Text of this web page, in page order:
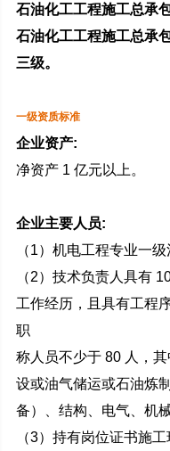
石油化工工程施工总承
石油化工工程施工总承
三级。
一级资质标准
企业资产:
净资产 1 亿元以上。
企业主要人员:
（1）机电工程专业一
（2）技术负责人具有
工作经历，且具有工程
职
称人员不少于 80 人，
设或油气储运或石油炼
备）、结构、电气、机
（3）持有岗位证书施